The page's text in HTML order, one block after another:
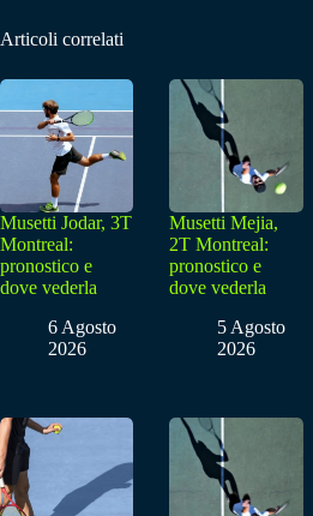
Articoli correlati
Musetti Jodar, 3T
Montreal:
pronostico e
dove vederla
6 Agosto
2026
Musetti Mejia,
2T Montreal:
pronostico e
dove vederla
5 Agosto
2026